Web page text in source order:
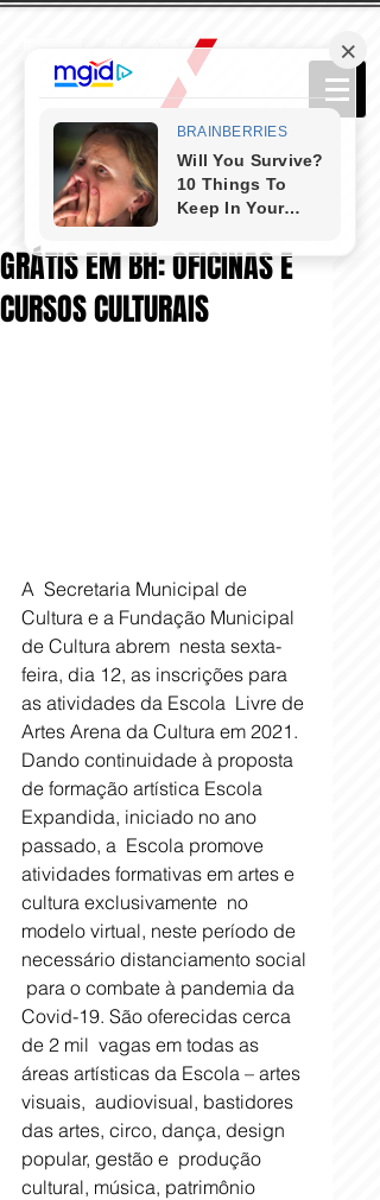
GRÁTIS EM BH: OFICINAS E
CURSOS CULTURAIS
A  Secretaria Municipal de
Cultura e a Fundação Municipal
de Cultura abrem  nesta sexta-
feira, dia 12, as inscrições para
as atividades da Escola  Livre de
Artes Arena da Cultura em 2021.
Dando continuidade à proposta
de formação artística Escola
Expandida, iniciado no ano
passado, a  Escola promove
atividades formativas em artes e
cultura exclusivamente  no
modelo virtual, neste período de
necessário distanciamento social
para o combate à pandemia da
Covid-19. São oferecidas cerca
de 2 mil  vagas em todas as
áreas artísticas da Escola – artes
visuais,  audiovisual, bastidores
das artes, circo, dança, design
popular, gestão e  produção
cultural, música, patrimônio